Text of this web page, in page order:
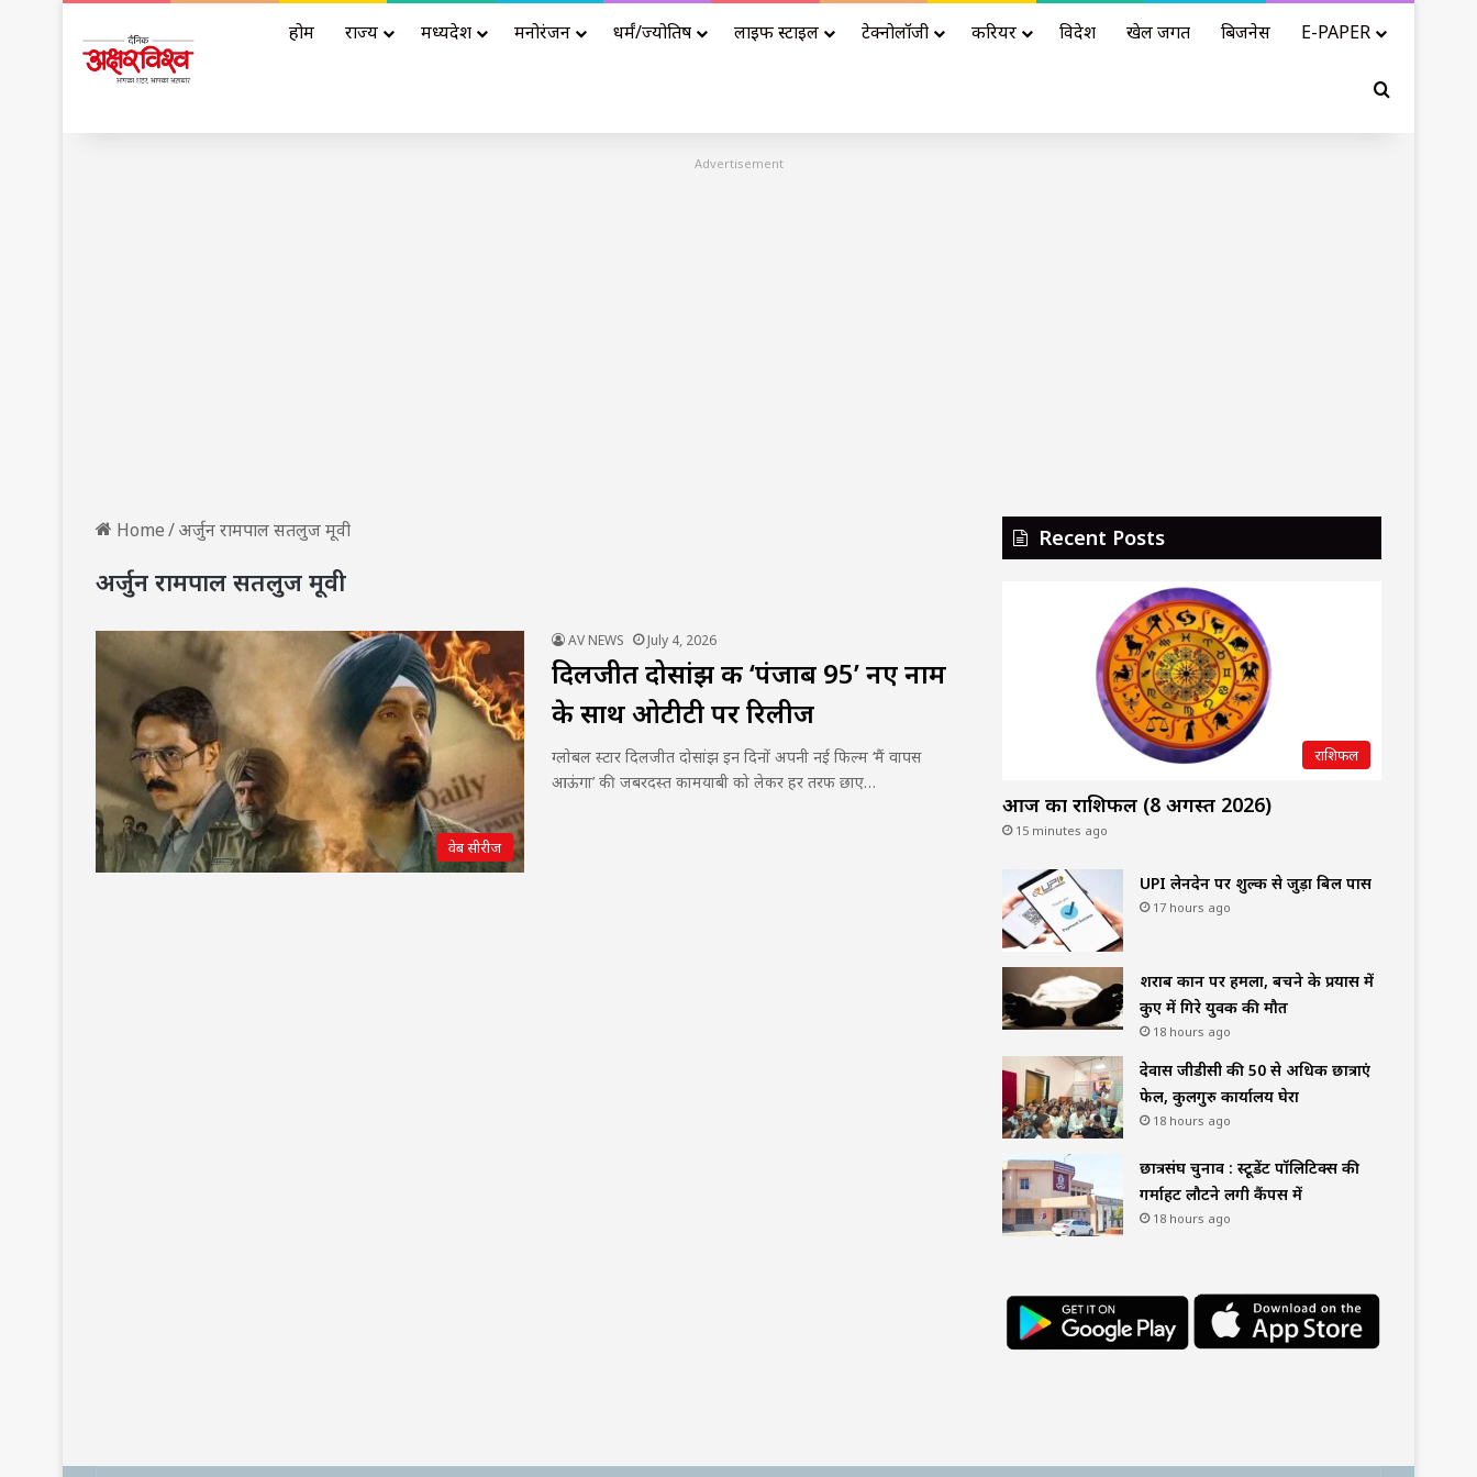
होम राज्य मध्यप्रदेश मनोरंजन धर्मं/ज्योतिष लाइफ स्टाइल टेक्नोलॉजी करियर विदेश खेल जगत बिजनेस E-PAPER
Search for
Advertisement
Home/अर्जुन रामपाल सतलुज मूवी
अर्जुन रामपाल सतलुज मूवी
वेब सीरीज
AV NEWS July 4, 2026
दिलजीत दोसांझ की ‘पंजाब 95’ नए नाम
के साथ ओटीटी पर रिलीज
ग्लोबल स्टार दिलजीत दोसांझ इन दिनों अपनी नई फिल्म ‘मैं वापस
आऊंगा’ की जबरदस्त कामयाबी को लेकर हर तरफ छाए…
Recent Posts
राशिफल
आज का राशिफल (8 अगस्त 2026)
15 minutes ago
UPI लेनदेन पर शुल्क से जुड़ा बिल पास
17 hours ago
शराब दुकान पर हमला, बचने के प्रयास में
कुए में गिरे युवक की मौत
18 hours ago
देवास जीडीसी की 50 से अधिक छात्राएं
फेल, कुलगुरु कार्यालय घेरा
18 hours ago
छात्रसंघ चुनाव : स्टूडेंट पॉलिटिक्स की
गर्माहट लौटने लगी कैंपस में
18 hours ago